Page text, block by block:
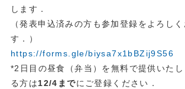
します．
（発表申込済みの方も参加登録をよろし
す．）
https://forms.gle/biysa7x1bBZij9S56
*2日目の昼食（弁当）を無料で提供いた
る方は12/4までにご登録ください．